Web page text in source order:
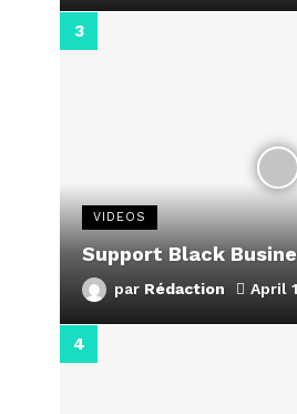
VIDEOS
Support Black
par Rédaction April